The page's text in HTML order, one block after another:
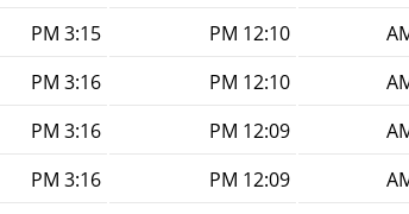
12:10 PM
3:15 PM
12:10 PM
3:16 PM
12:09 PM
3:16 PM
12:09 PM
3:16 PM